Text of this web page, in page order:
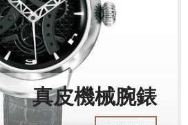
真皮機械腕錶